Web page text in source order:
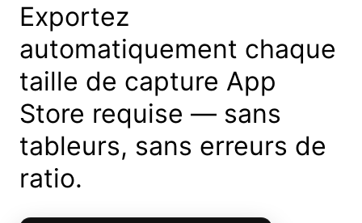
Exportez
automatiquement chaque
taille de capture App
Store requise — sans
tableurs, sans erreurs de
ratio.